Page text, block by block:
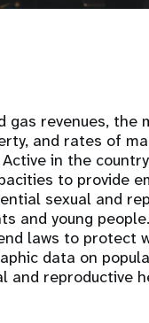
gas revenues, the
and rates of
in the
to provide
sexual and
and young people.
laws to protect
data on
and reproductive